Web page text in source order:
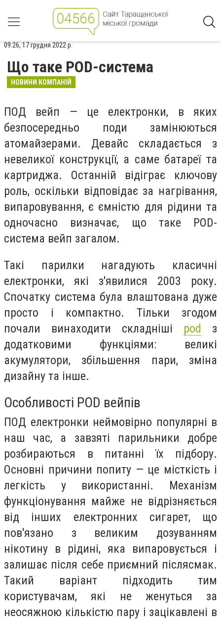
09:26, 17 грудня 2022 р.
Що таке POD-система
НОВИНИ КОМПАНІЙ
ПОД вейп — це електронки, в яких
безпосередньо поди замінюються
атомайзерами. Девайс складається з
невеликої конструкції, а саме батареї та
картриджа. Останній відіграє ключову
роль, оскільки відповідає за нагрівання,
випаровування, є ємністю для рідини та
одночасно визначає, що таке POD-
система вейп загалом.
Такі парилки нагадують класичні
електронки, які з'явилися 2003 року.
Спочатку система була влаштована дуже
просто і компактно. Тільки згодом
почали винаходити складніші pod з
додатковими функціями: великі
акумулятори, збільшення пари, зміна
дизайну та інше.
Особливості POD вейпів
ПОД електронки неймовірно популярні в
наш час, а завзяті парильники добре
розбираються в питанні їх підбору.
Основні причини попиту — це місткість і
легкість у використанні. Механізм
функціонування майже не відрізняється
від інших електронних сигарет, що
пов'язано з великим дозуванням
нікотину в рідині, яка випаровується і
залишає після себе приємний післясмак.
Такий варіант підходить тим
користувачам, які не женуться за
неосяжною кількістю пару і зацікавлені в